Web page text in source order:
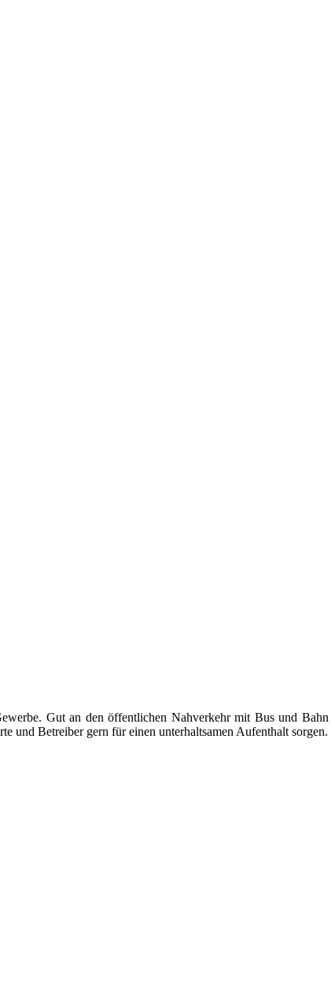
Gut an den öffentlichen Nahverkehr mit Bus und Bahn
und Betreiber gern für einen unterhaltsamen Aufenthalt sorgen.